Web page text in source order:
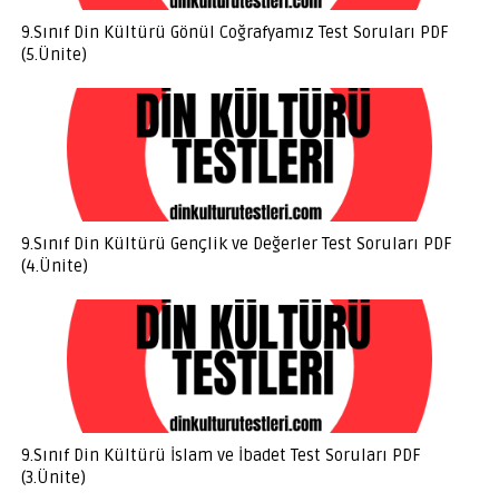
9.Sınıf Din Kültürü Gönül Coğrafyamız Test Soruları PDF
(5.Ünite)
9.Sınıf Din Kültürü Gençlik ve Değerler Test Soruları PDF
(4.Ünite)
9.Sınıf Din Kültürü İslam ve İbadet Test Soruları PDF
(3.Ünite)